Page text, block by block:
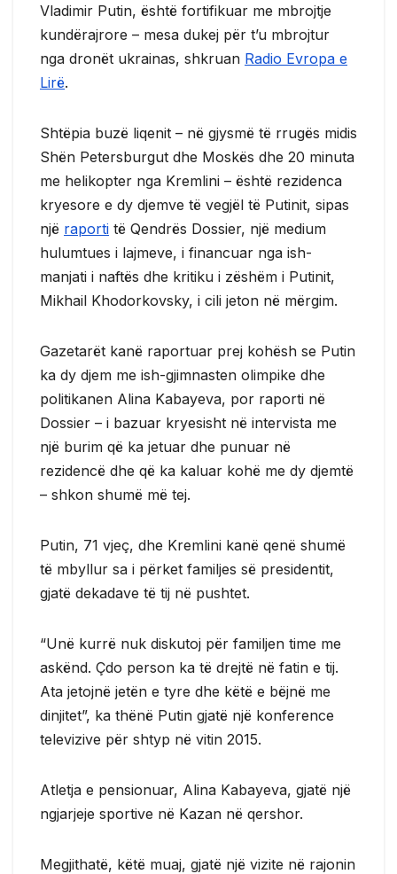
Vladimir Putin, është fortifikuar me mbrojtje
kundërajrore – mesa dukej për t’u mbrojtur
nga dronët ukrainas, shkruan Radio Evropa e
Lirë.
Shtëpia buzë liqenit – në gjysmë të rrugës midis
Shën Petersburgut dhe Moskës dhe 20 minuta
me helikopter nga Kremlini – është rezidenca
kryesore e dy djemve të vegjël të Putinit, sipas
një raporti të Qendrës Dossier, një medium
hulumtues i lajmeve, i financuar nga ish-
manjati i naftës dhe kritiku i zëshëm i Putinit,
Mikhail Khodorkovsky, i cili jeton në mërgim.
Gazetarët kanë raportuar prej kohësh se Putin
ka dy djem me ish-gjimnasten olimpike dhe
politikanen Alina Kabayeva, por raporti në
Dossier – i bazuar kryesisht në intervista me
një burim që ka jetuar dhe punuar në
rezidencë dhe që ka kaluar kohë me dy djemtë
– shkon shumë më tej.
Putin, 71 vjeç, dhe Kremlini kanë qenë shumë
të mbyllur sa i përket familjes së presidentit,
gjatë dekadave të tij në pushtet.
“Unë kurrë nuk diskutoj për familjen time me
askënd. Çdo person ka të drejtë në fatin e tij.
Ata jetojnë jetën e tyre dhe këtë e bëjnë me
dinjitet”, ka thënë Putin gjatë një konference
televizive për shtyp në vitin 2015.
Atletja e pensionuar, Alina Kabayeva, gjatë një
ngjarjeje sportive në Kazan në qershor.
Megjithatë, këtë muaj, gjatë një vizite në rajonin